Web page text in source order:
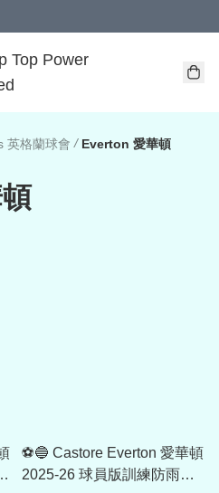
Top Power
英格蘭球會 / Everton 愛華頓
⚽🔵 Castore Everton 愛華頓
2025-26 球員版訓練防雨外